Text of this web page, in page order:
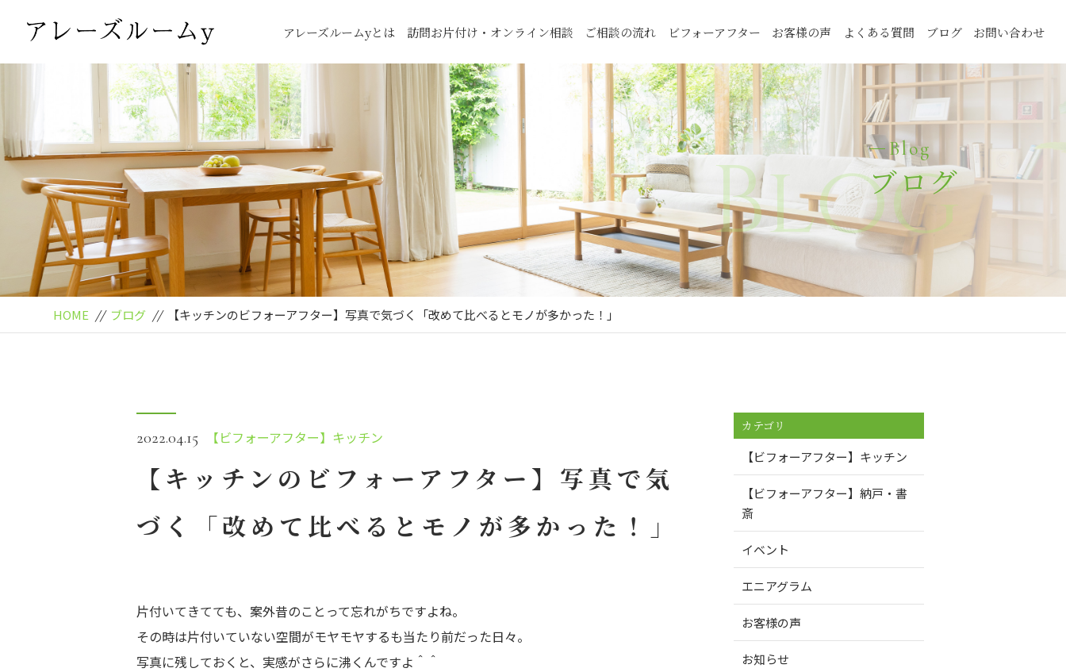
アレーズルームyとは 訪問お片付け・オンライン相談 ご相談の流れ ビフォーアフター お客様の声 よくある質問 ブログ お問い合わせ
Blog
ブログ
Blog
HOME // ブログ // 【キッチンのビフォーアフター】写真で気づく「改めて比べるとモノが多かった！」
2022.04.15 【ビフォーアフター】キッチン
【キッチンのビフォーアフター】写真で気
づく「改めて比べるとモノが多かった！」
片付いてきてても、案外昔のことって忘れがちですよね。
その時は片付いていない空間がモヤモヤするも当たり前だった日々。
写真に残しておくと、実感がさらに沸くんですよ＾＾
カテゴリ
【ビフォーアフター】キッチン
【ビフォーアフター】納戸・書
斎
イベント
エニアグラム
お客様の声
お知らせ